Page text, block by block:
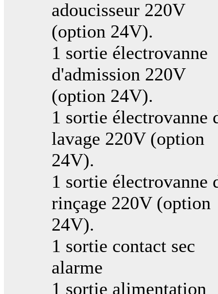
adoucisseur 220V
(option 24V).
1 sortie électrovanne
d'admission 220V
(option 24V).
1 sortie électrovanne
lavage 220V (option
24V).
1 sortie électrovanne
rinçage 220V (option
24V).
1 sortie contact sec
alarme
1 sortie alimentation